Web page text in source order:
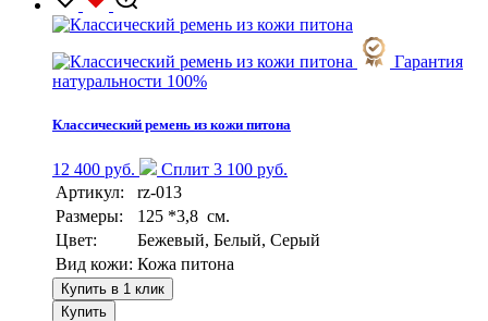
Гарантия
натуральности 100%
Классический ремень из кожи питона
12 400 руб.
Сплит 3 100 руб.
Артикул:
rz-013
Размеры:
125 *3,8 см.
Цвет:
Бежевый, Белый, Серый
Вид кожи: Кожа питона
Купить в 1 клик
Купить